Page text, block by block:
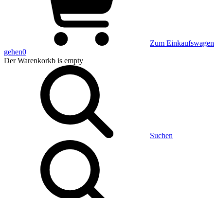
Zum Einkaufswagen
gehen0
Der Warenkorkb is empty
Suchen